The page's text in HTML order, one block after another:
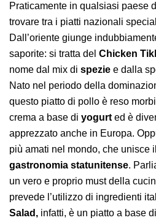
Praticamente in qualsiasi paese
trovare tra i piatti nazionali
Dall’oriente giunge
saporite: si tratta del Chicken
nome dal mix di spezie e dalla
Nato nel periodo della
questo piatto di pollo è reso
crema a base di yogurt ed è
apprezzato anche in Europa.
più amati nel mondo, che unisce il
gastronomia statunitense.
un vero e proprio must della
prevede l’utilizzo di ingredienti
Salad, infatti, è un piatto a base